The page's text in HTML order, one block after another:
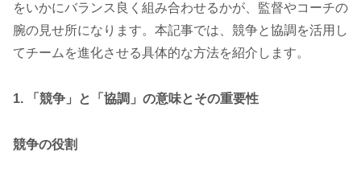
をいかにバランス良く組み合わせるかが、監督やコーチの
腕の見せ所になります。本記事では、競争と協調を活用し
てチームを進化させる具体的な方法を紹介します。
1. 「競争」と「協調」の意味とその重要性
競争の役割